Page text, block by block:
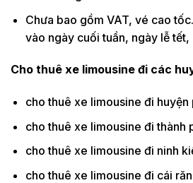
Chưa bao gồm VAT, vé cao
vào ngày cuối tuần, ngày lễ tết,
Cho thuê xe limousine đi các
cho thuê xe limousine đi huyện
cho thuê xe limousine đi thành
cho thuê xe limousine đi ninh
cho thuê xe limousine đi cái